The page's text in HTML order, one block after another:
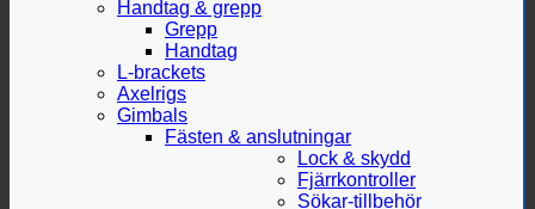
Handtag & grepp
Grepp
Handtag
L-brackets
Axelrigs
Gimbals
Fästen & anslutningar
Lock & skydd
Fjärrkontroller
Sökar-tillbehör